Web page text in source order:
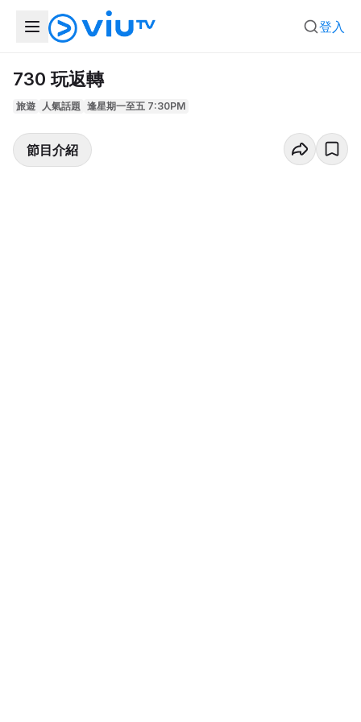
登入
730 玩返轉
旅遊 人氣話題 逢星期一至五 7:30PM
節目介紹